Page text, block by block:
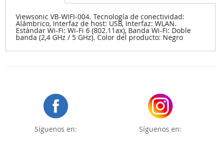
Viewsonic VB-WIFI-004. Tecnología de conectividad:
Alámbrico, Interfaz de host: USB, Interfaz: WLAN.
Estándar Wi-Fi: Wi-Fi 6 (802.11ax), Banda Wi-Fi: Doble
banda (2,4 GHz / 5 GHz). Color del producto: Negro
Síguenos en: Síguenos en: